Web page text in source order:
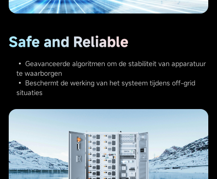
Safe and Reliable
• Geavanceerde algoritmen om de stabiliteit van apparatuur
te waarborgen
• Beschermt de werking van het systeem tijdens off-grid
situaties